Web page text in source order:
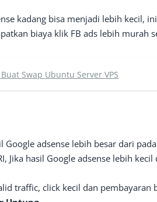
kadang bisa menjadi lebih kecil,
biaya klik FB ads lebih murah
Swap Ubuntu Server VPS
Google adsense lebih besar dari
Jika hasil Google adsense lebih
traffic, click kecil dan pembayaran